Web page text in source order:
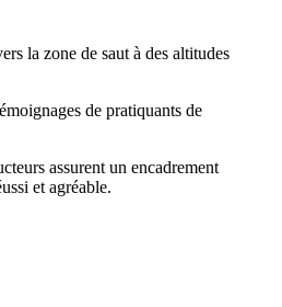
la zone de saut à des altitudes
de pratiquants de
assurent un encadrement
et agréable.